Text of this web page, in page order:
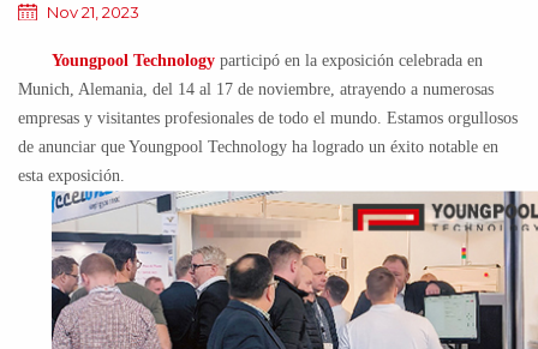
Nov 21, 2023
Youngpool Technology participó en la exposición celebrada en
Munich, Alemania, del 14 al 17 de noviembre, atrayendo a numerosas
empresas y visitantes profesionales de todo el mundo. Estamos orgullosos
de anunciar que Youngpool Technology ha logrado un éxito notable en
esta exposición.